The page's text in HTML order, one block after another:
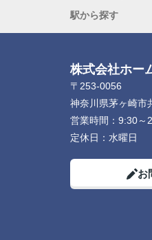
駅から探す
株式会社ホー
〒253-0056
神奈川県茅ヶ崎市
営業時間： 9:30～
定休日： 水曜日
お